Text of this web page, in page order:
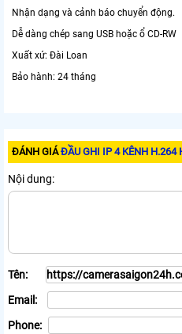
Nhận dạng và cảnh báo chuyển động.
Dễ dàng chép sang USB hoặc ổ CD-RW
Xuất xứ: Đài Loan
Bảo hành: 24 tháng
ĐÁNH GIÁĐẦU GHI IP 4 KÊNH H.264
Nội dung:
Tên:
Email:
Phone: